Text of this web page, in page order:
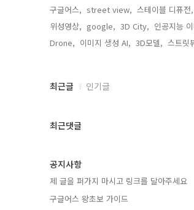
구글어스, street view, 스테이블 디퓨전,
위성영상, google, 3D City, 인공지능
Drone, 이미지 생성 AI, 3D모델, 스트릿
최
과
글
최근글 인기글
최근댓글
공지사항
제 글을 퍼가지 마시고 링크를 달아주세요
구글어스 왕초보 가이드